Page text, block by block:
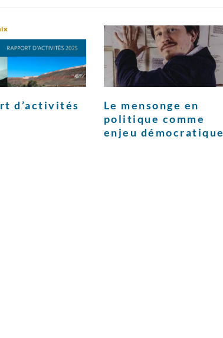
d’activités
Le mensonge en
politique comme
enjeu démocratique